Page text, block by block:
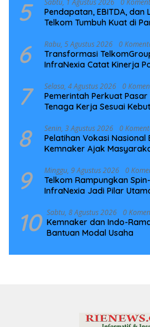
5 Sabtu, 1 Agustus 2026 0
Pendapatan, EBITDA,
Telkom Tumbuh Kuat di
6 Rabu, 5 Agustus 2026 0
Transformasi
InfraNexia Catat Kinerja
7 Selasa, 4 Agustus 2026 0
Pemerintah Perkuat
Tenaga Kerja Sesuai
8 Senin, 3 Agustus 2026 0
Pelatihan Vokasi Nasional
Kemnaker Ajak
9 Minggu, 9 Agustus 2026 0
Telkom Rampungkan
InfraNexia Jadi Pilar
10 Sabtu, 8 Agustus 2026 0
Kemnaker dan Indo-
Bantuan Modal Usaha